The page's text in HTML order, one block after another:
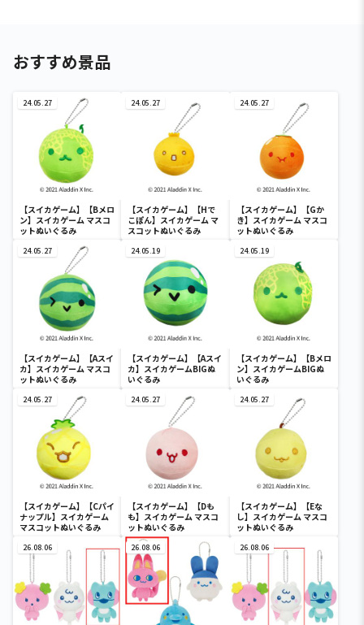
おすすめ景品
24.05.27
【スイカゲーム】【Bメロ
ン】スイカゲーム マスコ
ットぬいぐるみ
24.05.27
【スイカゲーム】【Hで
こぽん】スイカゲーム マ
スコットぬいぐるみ
24.05.27
【スイカゲーム】【Gか
き】スイカゲーム マスコ
ットぬいぐるみ
24.05.27
【スイカゲーム】【Aスイ
カ】スイカゲーム マスコ
ットぬいぐるみ
24.05.19
【スイカゲーム】【Aスイ
カ】スイカゲームBIGぬ
いぐるみ
24.05.19
【スイカゲーム】【Bメロ
ン】スイカゲームBIGぬ
いぐるみ
24.05.27
【スイカゲーム】【Cパイ
ナップル】スイカゲーム
マスコットぬいぐるみ
24.05.27
【スイカゲーム】【Dも
も】スイカゲーム マスコ
ットぬいぐるみ
24.05.27
【スイカゲーム】【Eな
し】スイカゲーム マスコ
ットぬいぐるみ
26.08.06 26.08.06 26.08.06